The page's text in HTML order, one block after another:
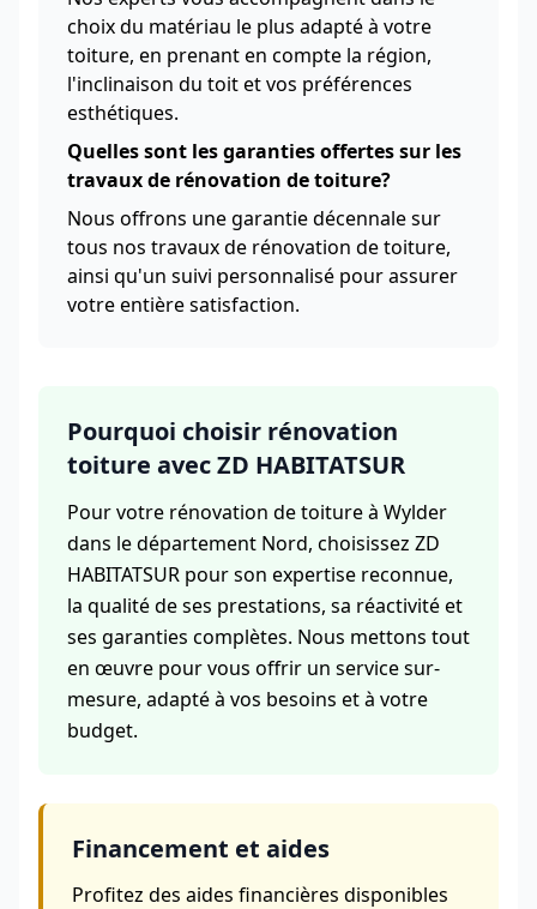
choix du matériau le plus adapté à votre
toiture, en prenant en compte la région,
l'inclinaison du toit et vos préférences
esthétiques.
Quelles sont les garanties offertes sur les
travaux de rénovation de toiture?
Nous offrons une garantie décennale sur
tous nos travaux de rénovation de toiture,
ainsi qu'un suivi personnalisé pour assurer
votre entière satisfaction.
Pourquoi choisir rénovation
toiture avec ZD HABITATSUR
Pour votre rénovation de toiture à Wylder
dans le département Nord, choisissez ZD
HABITATSUR pour son expertise reconnue,
la qualité de ses prestations, sa réactivité et
ses garanties complètes. Nous mettons tout
en œuvre pour vous offrir un service sur-
mesure, adapté à vos besoins et à votre
budget.
Financement et aides
Profitez des aides financières disponibles